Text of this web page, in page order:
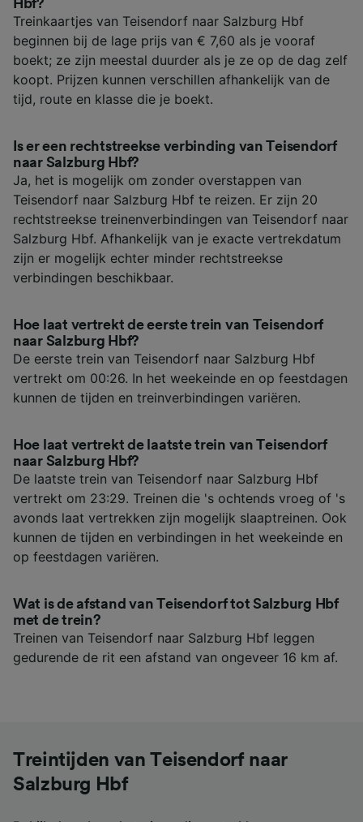
Hbf?
Treinkaartjes van Teisendorf naar Salzburg Hbf
beginnen bij de lage prijs van € 7,60 als je vooraf
boekt; ze zijn meestal duurder als je ze op de dag zelf
koopt. Prijzen kunnen verschillen afhankelijk van de
tijd, route en klasse die je boekt.
Is er een rechtstreekse verbinding van Teisendorf
naar Salzburg Hbf?
Ja, het is mogelijk om zonder overstappen van
Teisendorf naar Salzburg Hbf te reizen. Er zijn 20
rechtstreekse treinenverbindingen van Teisendorf naar
Salzburg Hbf. Afhankelijk van je exacte vertrekdatum
zijn er mogelijk echter minder rechtstreekse
verbindingen beschikbaar.
Hoe laat vertrekt de eerste trein van Teisendorf
naar Salzburg Hbf?
De eerste trein van Teisendorf naar Salzburg Hbf
vertrekt om 00:26. In het weekeinde en op feestdagen
kunnen de tijden en treinverbindingen variëren.
Hoe laat vertrekt de laatste trein van Teisendorf
naar Salzburg Hbf?
De laatste trein van Teisendorf naar Salzburg Hbf
vertrekt om 23:29. Treinen die 's ochtends vroeg of 's
avonds laat vertrekken zijn mogelijk slaaptreinen. Ook
kunnen de tijden en verbindingen in het weekeinde en
op feestdagen variëren.
Wat is de afstand van Teisendorf tot Salzburg Hbf
met de trein?
Treinen van Teisendorf naar Salzburg Hbf leggen
gedurende de rit een afstand van ongeveer 16 km af.
Treintijden van Teisendorf naar
Salzburg Hbf